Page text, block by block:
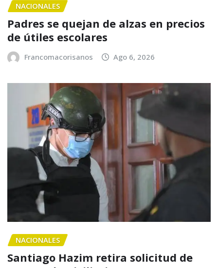
NACIONALES
Padres se quejan de alzas en precios
de útiles escolares
Francomacorisanos Ago 6, 2026
NACIONALES
Santiago Hazim retira solicitud de